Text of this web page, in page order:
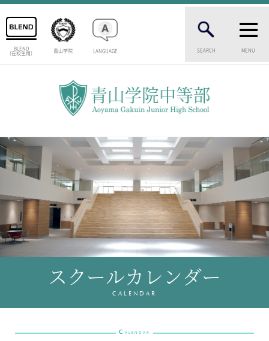
BLEND
（在校生用） 青山学院 LANGUAGE SEARCH MENU
中等部の歴史
特色ある教育
生徒数・教職員数
一貫校の流れ
卒業生インタビュー
校舎情報
メディアライブラリー
教育の特色・紹介
教育課程
スクールカレンダー
CALENDAR
C ALENDAR